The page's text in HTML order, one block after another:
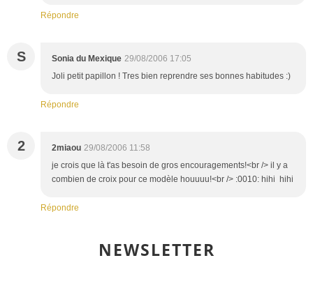
Répondre
S Sonia du Mexique 29/08/2006 17:05
Joli petit papillon ! Tres bien reprendre ses bonnes habitudes :)
Répondre
2 2miaou 29/08/2006 11:58
je crois que là t'as besoin de gros encouragements!<br /> il y a
combien de croix pour ce modèle houuuu!<br /> :0010: hihi hihi
Répondre
NEWSLETTER